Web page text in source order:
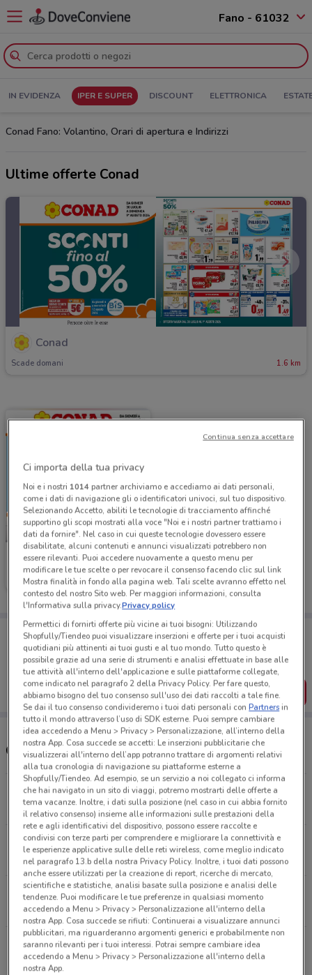
Fano - 61032
IN EVIDENZA IPER E SUPER DISCOUNT ELETTRONICA
Conad Fano: Volantino, Orari di apertura e Indirizzi
Ultime offerte Conad
Conad
Scade domani 1.6 km
NUOVO
Conad
Scade mercoledì 1.6 km
Porta DoveConviene sempre con te!
Puoi trovare le migliori offerte dei negozi vicino a te,
salvarle e creare la tua lista del risparmio, comodamente
dal tuo cellulare.
SCARICA L’APP
Orari e Negozi Conad
Via Togliatti, 25 Fano
1.6 km
APERTO
Via Canale 41 Pesaro
11.9 km
APERTO
Via Giacomo Brodolini 6 Mondolfo
13.3 km
APERTO
Via Giacometti 50 Vallefoglia
19.7 km
APERTO
Ci importa della tua privacy
Noi e i nostri 1014partner archiviamo e accediamo ai dati personali,
come i dati di navigazione gli o identificatori univoci, sul tuo dispositivo.
Selezionando Accetto, abiliti le tecnologie di tracciamento affinché
supportino gli scopi mostrati alla voce "Noi e i nostri partner trattiamo i
dati da fornire". Nel caso in cui queste tecnologie dovessero essere
disabilitate, alcuni contenuti e annunci visualizzati potrebbero non
essere rilevanti. Puoi accedere nuovamente a questo menu per
modificare le tue scelte o per revocare il consenso facendo clic sul link
Mostra finalità in fondo alla pagina web. Tali scelte avranno effetto nel
contesto del nostro Sito web. Per maggiori informazioni, consulta
l'Informativa sulla privacy.Privacy policy
Permettici di fornirti offerte più vicine ai tuoi bisogni: Utilizzando
Shopfully/Tiendeo puoi visualizzare inserzioni e offerte per i tuoi acquisti
quotidiani più attinenti ai tuoi gusti e al tuo mondo. Tutto questo è
possibile grazie ad una serie di strumenti e analisi effettuate in base alle
tue attività all'interno dell'applicazione e sulle piattaforme collegate,
come indicato nel paragrafo 2 della Privacy Policy. Per fare questo,
abbiamo bisogno del tuo consenso sull'uso dei dati raccolti a tale fine.
Se dai il tuo consenso condivideremo i tuoi dati personali conPartnersin
tutto il mondo attraverso l’uso di SDK esterne. Puoi sempre cambiare
idea accedendo a Menu > Privacy > Personalizzazione, all’interno della
nostra App. Cosa succede se accetti: Le inserzioni pubblicitarie che
visualizzerai all'interno dell’app potranno trattare di argomenti relativi
alla tua cronologia di navigazione su piattaforme esterne a
Shopfully/Tiendeo. Ad esempio, se un servizio a noi collegato ci informa
che hai navigato in un sito di viaggi, potremo mostrarti delle offerte a
tema vacanze. Inoltre, i dati sulla posizione (nel caso in cui abbia fornito
il relativo consenso) insieme alle informazioni sulle prestazioni della
rete e agli identificativi del dispositivo, possono essere raccolte e
condivisi con terze parti per comprendere e migliorare la connettività e
le esperienze applicative sulle delle reti wireless, come meglio indicato
nel paragrafo 13.b della nostra Privacy Policy. Inoltre, i tuoi dati possono
anche essere utilizzati per la creazione di report, ricerche di mercato,
scientifiche e statistiche, analisi basate sulla posizione e analisi delle
tendenze. Puoi modificare le tue preferenze in qualsiasi momento
accedendo a Menu > Privacy > Personalizzazione all'interno della
nostra App. Cosa succede se rifiuti: Continuerai a visualizzare annunci
pubblicitari, ma riguarderanno argomenti generici e probabilmente non
saranno rilevanti per i tuoi interessi. Potrai sempre cambiare idea
accedendo a Menu > Privacy > Personalizzazione all'interno della
nostra App.
Continua senza accettare